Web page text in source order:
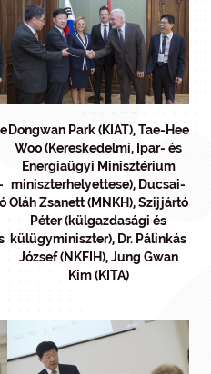
Dongwan Park (KIAT), Tae-Hee
Woo (Kereskedelmi, Ipar- és
Energiaügyi Minisztérium
miniszterhelyettese), Ducsai-
Oláh Zsanett (MNKH), Szijjártó
Péter (külgazdasági és
külügyminiszter), Dr. Pálinkás
József (NKFIH), Jung Gwan
Kim (KITA)